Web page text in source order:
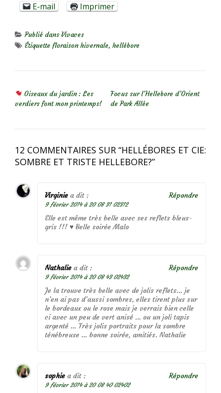
E-mail Imprimer
Publié dansVivaces
Étiquette floraison hivernale,hellébore
Oiseaux du jardin : Les
verdiers font mon printemps!
Focus sur l’Hellebore d’Orient
de Park Allée
12 COMMENTAIRES SUR “HELLÉBORES ET CIE:
SOMBRE ET TRISTE HELLEBORE?”
Virginie a dit :
9 février 2014 à 20 08 31 02312
Elle est même très belle avec ses reflets bleus-
gris !!! ♥ Belle soirée Malo
Répondre
Nathalie a dit :
9 février 2014 à 20 08 43 02432
Je la trouve très belle avec de jolis reflets… je
n’en ai pas d’aussi sombres, elles tirent plus sur
le bordeaux ou le rose mais je verrais bien celle
ci avec un peu de vert anisé … ou un joli tapis
argenté … Très jolis portraits pour la sombre
ténébreuse … bonne soirée, amitiés. Nathalie
Répondre
sophie a dit :
9 février 2014 à 20 08 40 02402
Répondre